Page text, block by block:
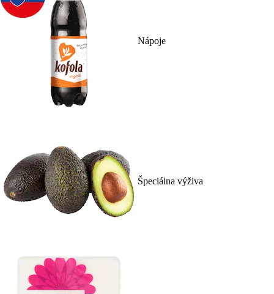
Nápoje
Špeciálna výživa